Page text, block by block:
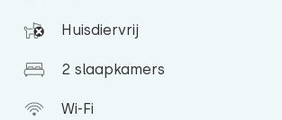
Huisdiervrij
2 slaapkamers
Wi-Fi